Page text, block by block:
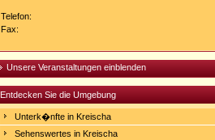
Telefon:
Fax:
Unsere Veranstaltungen einblenden
Entdecken Sie die Umgebung
Unterk�nfte in Kreischa
Sehenswertes in Kreischa